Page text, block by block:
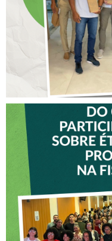
VICE-
OFICINA
NA